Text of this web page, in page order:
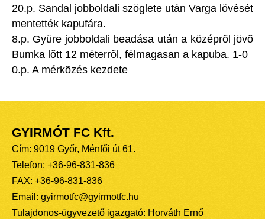
20.p. Sandal jobboldali szöglete után Varga lövését
mentették kapufára.
8.p. Gyüre jobboldali beadása után a középrõl jövõ
Bumka lõtt 12 méterrõl, félmagasan a kapuba. 1-0
0.p. A mérkõzés kezdete
GYIRMÓT FC Kft.
Cím: 9019 Győr, Ménfői út 61.
Telefon: +36-96-831-836
FAX: +36-96-831-836
Email: gyirmotfc@gyirmotfc.hu
Tulajdonos-ügyvezető igazgató: Horváth Ernő